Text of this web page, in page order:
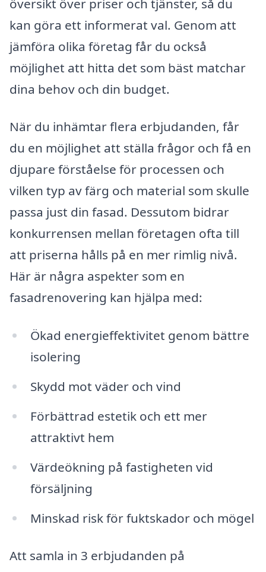
översikt över priser och tjänster, så du
kan göra ett informerat val. Genom att
jämföra olika företag får du också
möjlighet att hitta det som bäst matchar
dina behov och din budget.
När du inhämtar flera erbjudanden, får
du en möjlighet att ställa frågor och få en
djupare förståelse för processen och
vilken typ av färg och material som skulle
passa just din fasad. Dessutom bidrar
konkurrensen mellan företagen ofta till
att priserna hålls på en mer rimlig nivå.
Här är några aspekter som en
fasadrenovering kan hjälpa med:
Ökad energieffektivitet genom bättre
isolering
Skydd mot väder och vind
Förbättrad estetik och ett mer
attraktivt hem
Värdeökning på fastigheten vid
försäljning
Minskad risk för fuktskador och mögel
Att samla in 3 erbjudanden på